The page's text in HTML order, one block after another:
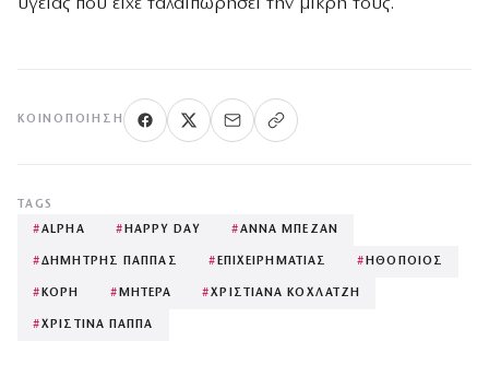
ΚΟΙΝΟΠΟΊΗΣΗ
TAGS
#ALPHA # HAPPY DAY #ΑΝΝΑ ΜΠΕΖΑΝ
#ΔΗΜΗΤΡΗΣ ΠΑΠΠΑΣ # ΕΠΙΧΕΙΡΗΜΑΤΙΑΣ # ΗΘΟΠΟΙΟΣ
# ΚΟΡΗ # ΜΗΤΕΡΑ #ΧΡΙΣΤΙΑΝΑ ΚΟΧΛΑΤΖΗ
#ΧΡΙΣΤΙΝΑ ΠΑΠΠΑ